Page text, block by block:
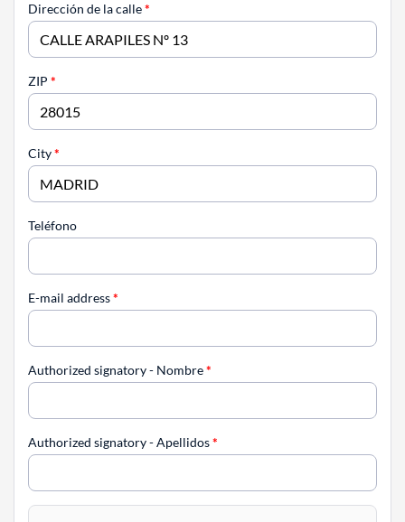
Dirección de la calle*
ZIP *
City*
Teléfono
E-mail address*
Authorized signatory - Nombre*
Authorized signatory - Apellidos*